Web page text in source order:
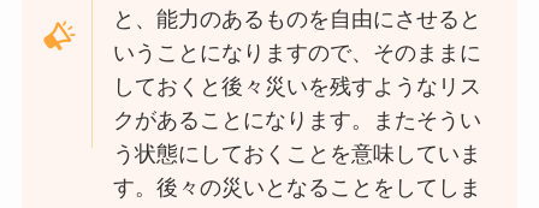
と、能力のあるものを自由にさせると
いうことになりますので、そのままに
しておくと後々災いを残すようなリス
クがあることになります。またそうい
う状態にしておくことを意味していま
す。後々の災いとなることをしてしま